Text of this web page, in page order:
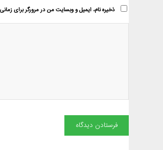
ذخیره نام، ایمیل و وبسایت من در مرورگر برای